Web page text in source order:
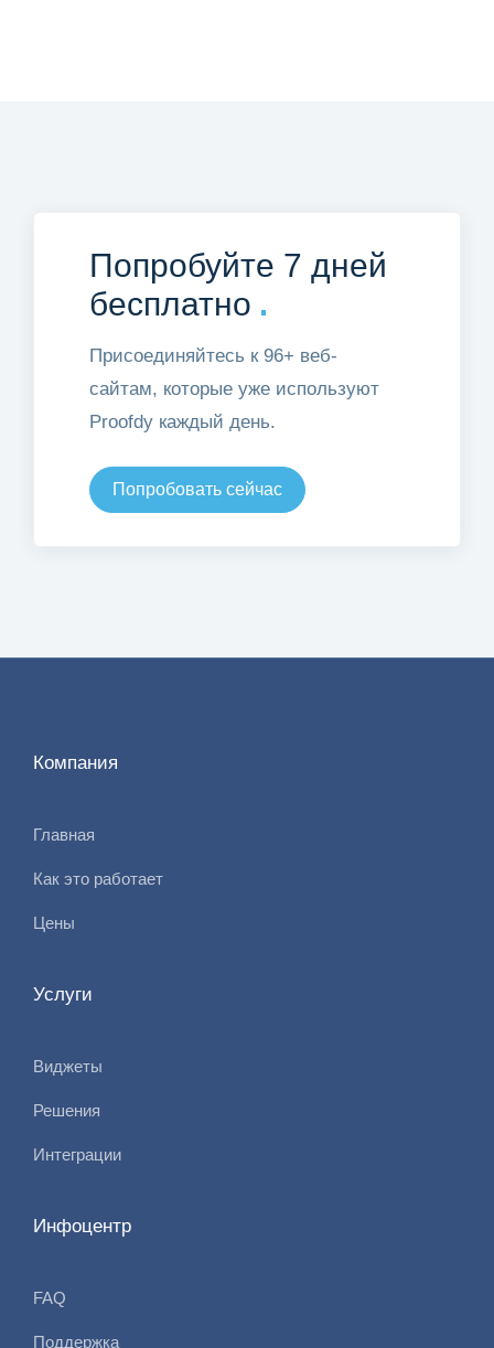
Попробуйте 7 дней
бесплатно .
Присоединяйтесь к 96+ веб-
сайтам, которые уже используют
Proofdy каждый день.
Попробовать сейчас
Компания
Главная
Как это работает
Цены
Услуги
Виджеты
Решения
Интеграции
Инфоцентр
FAQ
Поддержка